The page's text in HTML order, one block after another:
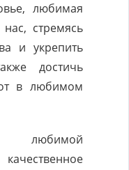
любимая
стремясь
и укрепить
достичь
в любимом
любимой